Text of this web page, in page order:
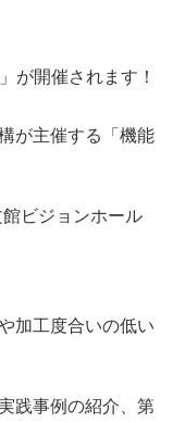
が開催されます！
が主催する「機能
ビジョンホール
加工度合いの低い
践事例の紹介、第